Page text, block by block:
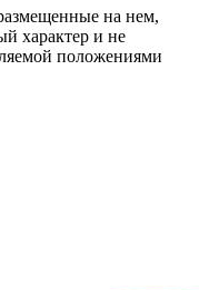
на нем,
характер и не
положениями